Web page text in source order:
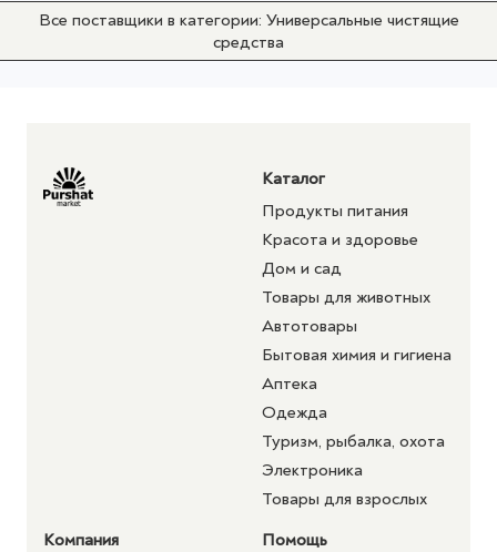
Все поставщики в категории: Универсальные чистящие
средства
Каталог
Продукты питания
Красота и здоровье
Дом и сад
Товары для животных
Автотовары
Бытовая химия и гигиена
Аптека
Одежда
Туризм, рыбалка, охота
Электроника
Товары для взрослых
Компания
Помощь